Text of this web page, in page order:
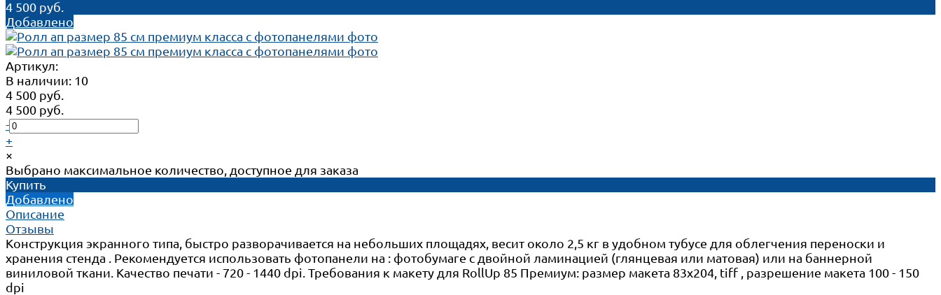
4 500 руб.
Добавлено
Артикул:
В наличии: 10
4 500 руб.
4 500 руб.
-
+
×
Выбрано максимальное количество, доступное для заказа
Купить
Добавлено
Описание
Отзывы
Конструкция экранного типа, быстро разворачивается на небольших площадях, весит около 2,5 кг в удобном тубусе для облегчения переноски и
хранения стенда . Рекомендуется использовать фотопанели на : фотобумаге с двойной ламинацией (глянцевая или матовая) или на баннерной
виниловой ткани. Качество печати - 720 - 1440 dpi. Требования к макету для RollUp 85 Премиум: размер макета 83х204, tiff , разрешение макета 100 - 150
dpi